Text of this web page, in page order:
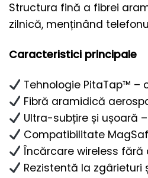
Structura fină a fibrei
zilnică, menținând
Caracteristici principale
Tehnologie PitaTap™ –
Fibră aramidică
Ultra-subțire și ușoară
Compatibilitate
Încărcare wireless fără
Rezistentă la zgârieturi